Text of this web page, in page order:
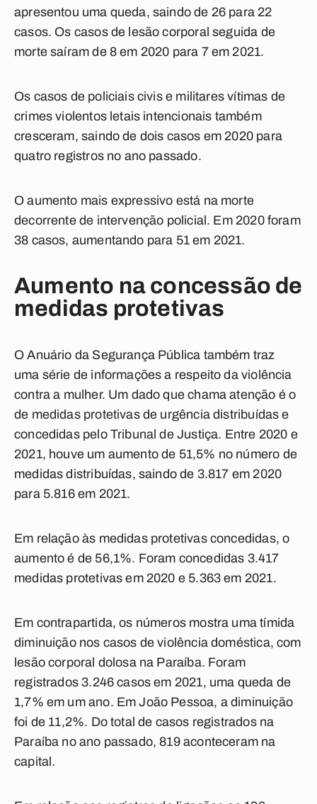
apresentou uma queda, saindo de 26 para 22
casos. Os casos de lesão corporal seguida de
morte saíram de 8 em 2020 para 7 em 2021.
Os casos de policiais civis e militares vítimas de
crimes violentos letais intencionais também
cresceram, saindo de dois casos em 2020 para
quatro registros no ano passado.
O aumento mais expressivo está na morte
decorrente de intervenção policial. Em 2020 foram
38 casos, aumentando para 51 em 2021.
Aumento na concessão de
medidas protetivas
O Anuário da Segurança Pública também traz
uma série de informações a respeito da violência
contra a mulher. Um dado que chama atenção é o
de medidas protetivas de urgência distribuídas e
concedidas pelo Tribunal de Justiça. Entre 2020 e
2021, houve um aumento de 51,5% no número de
medidas distribuídas, saindo de 3.817 em 2020
para 5.816 em 2021.
Em relação às medidas protetivas concedidas, o
aumento é de 56,1%. Foram concedidas 3.417
medidas protetivas em 2020 e 5.363 em 2021.
Em contrapartida, os números mostra uma tímida
diminuição nos casos de violência doméstica, com
lesão corporal dolosa na Paraíba. Foram
registrados 3.246 casos em 2021, uma queda de
1,7% em um ano. Em João Pessoa, a diminuição
foi de 11,2%. Do total de casos registrados na
Paraíba no ano passado, 819 aconteceram na
capital.